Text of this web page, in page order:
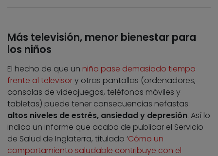
Más televisión, menor bienestar para
los niños
El hecho de que un niño pase demasiado tiempo
frente al televisory otras pantallas (ordenadores,
consolas de videojuegos, teléfonos móviles y
tabletas) puede tener consecuencias nefastas:
altos niveles de estrés, ansiedad y depresión. Así lo
indica un informe que acaba de publicar el Servicio
de Salud de Inglaterra, titulado ‘Cómo un
comportamiento saludable contribuye con el